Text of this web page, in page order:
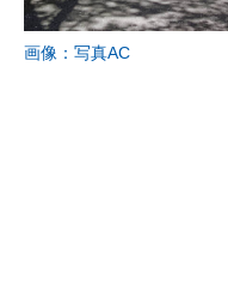
画像：写真AC